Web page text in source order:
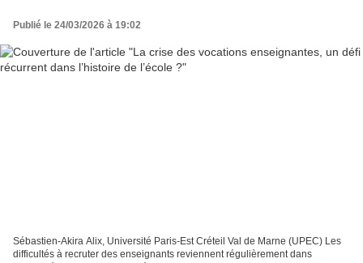
Publié le 24/03/2026 à 19:02
Sébastien-Akira Alix, Université Paris-Est Créteil Val de Marne (UPEC) Les
difficultés à recruter des enseignants reviennent régulièrement dans